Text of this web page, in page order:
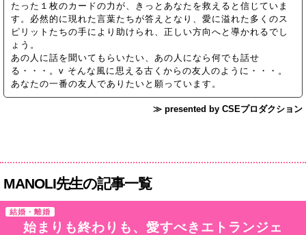
たった１枚のカードの力が、きっとあなたを救えると信じていま
す。必然的に現れた言葉たちが答えとなり、愛に溢れた多くのス
ピリットたちの手により助けられ、正しい方向へと導かれるでし
ょう。
あの人に話を聞いてもらいたい、あの人になら何でも話せ
る・・・。v そんな風に思える古くからの友人のように・・・。
あなたの一番の友人でありたいと願っています。
≫ presented by CSEプロダクション
MANOLI先生の記事一覧
結婚・離婚
始まりも終わりも、愛すべきエトランジェ